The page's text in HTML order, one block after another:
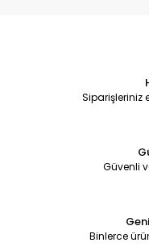
Siparişleriniz
Güvenli
Binlerce